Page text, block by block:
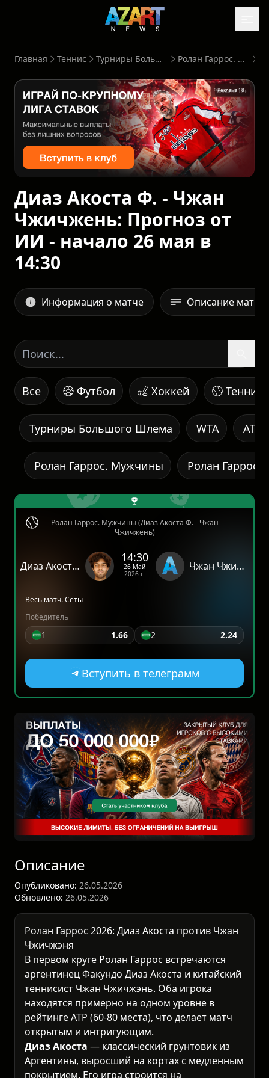
Главная Теннис Турниры Большого Шлема Ролан Гаррос. Мужчины
Реклама 18+
Диаз Акоста Ф. - Чжан
Чжичжень: Прогноз от
ИИ - начало 26 мая в
14:30
Информация о матче Описание матча
Все Футбол Хоккей Теннис
WTA ATP
Турниры Большого Шлема
Ролан Гаррос. Мужчины Ролан
Ролан Гаррос. Мужчины (Диаз Акоста Ф. - Чжан
Чжичжень)
Диаз Акоста Ф.
14:30
26 Май
2026 г.
Чжан Чжичжень
Весь матч. Сеты
Победитель
1 1.66 2 2.24
Вступить в телеграмм
Описание
Опубликовано: 26.05.2026
Обновлено: 26.05.2026
Ролан Гаррос 2026: Диаз Акоста против Чжан
Чжичжэня
В первом круге Ролан Гаррос встречаются
аргентинец Факундо Диаз Акоста и китайский
теннисист Чжан Чжичжэнь. Оба игрока
находятся примерно на одном уровне в
рейтинге ATP (60-80 места), что делает матч
открытым и интригующим.
Диаз Акоста — классический грунтовик из
Аргентины, выросший на кортах с медленным
покрытием. Его игра строится на